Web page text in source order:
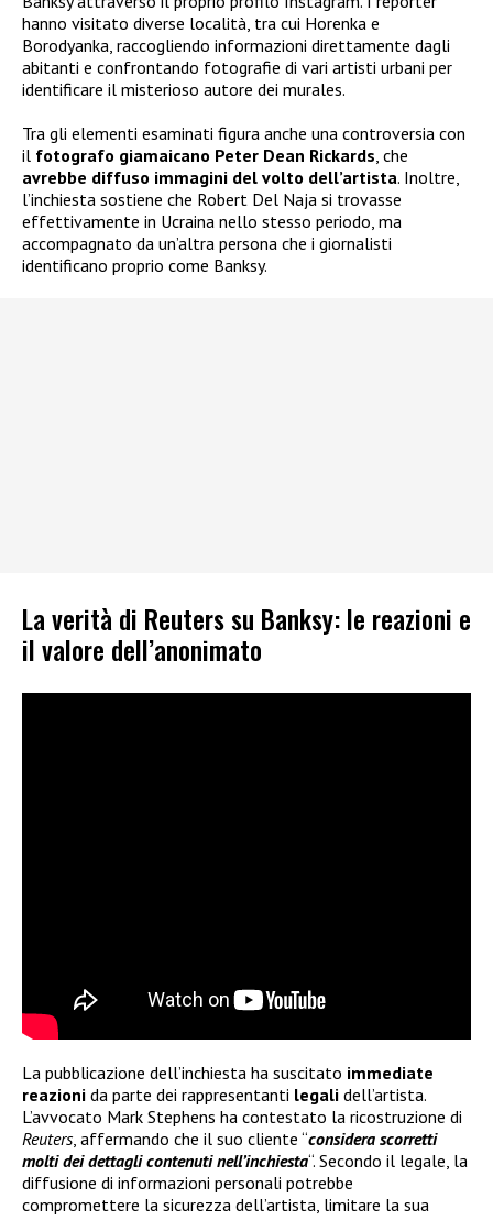
hanno visitato diverse località, tra cui Horenka e
Borodyanka, raccogliendo informazioni direttamente dagli
abitanti e confrontando fotografie di vari artisti urbani per
identificare il misterioso autore dei murales.
Tra gli elementi esaminati figura anche una controversia con
il fotografo giamaicano Peter Dean Rickards, che
avrebbe diffuso immagini del volto dell’artista. Inoltre,
l’inchiesta sostiene che Robert Del Naja si trovasse
effettivamente in Ucraina nello stesso periodo, ma
accompagnato da un’altra persona che i giornalisti
identificano proprio come Banksy.
La verità di Reuters su Banksy: le reazioni e
il valore dell’anonimato
La pubblicazione dell’inchiesta ha suscitato immediate
reazioni da parte dei rappresentanti legali dell’artista.
L’avvocato Mark Stephens ha contestato la ricostruzione di
Reuters, affermando che il suo cliente “considera scorretti
molti dei dettagli contenuti nell’inchiesta“. Secondo il legale, la
diffusione di informazioni personali potrebbe
compromettere la sicurezza dell’artista, limitare la sua